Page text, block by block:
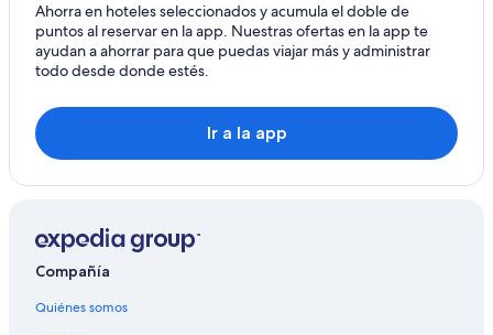
Ahorra en hoteles seleccionados y acumula el doble de
puntos al reservar en la app. Nuestras ofertas en la app te
ayudan a ahorrar para que puedas viajar más y administrar
todo desde donde estés.
Ir a la app
Compañía
Quiénes somos